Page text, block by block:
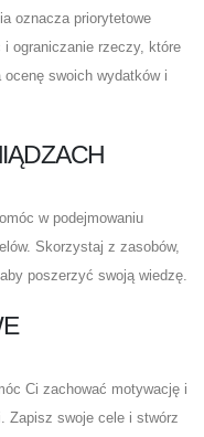
oznacza priorytetowe
ograniczanie rzeczy, które
swoich wydatków i
w podejmowaniu
Skorzystaj z zasobów,
poszerzyć swoją wiedzę.
Ci zachować motywację i
Zapisz swoje cele i stwórz